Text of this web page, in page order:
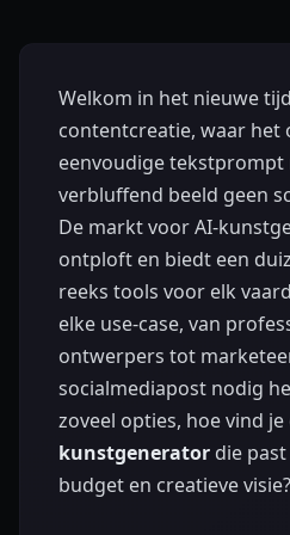
Welkom in het nieuwe
contentcreatie, waar het
eenvoudige tekstprompt
verbluffend beeld geen
De markt voor AI-
ontploft en biedt een
reeks tools voor elk
elke use-case, van
ontwerpers tot
socialmediapost nodig
zoveel opties, hoe vind je
kunstgenerator die
budget en creatieve visie?